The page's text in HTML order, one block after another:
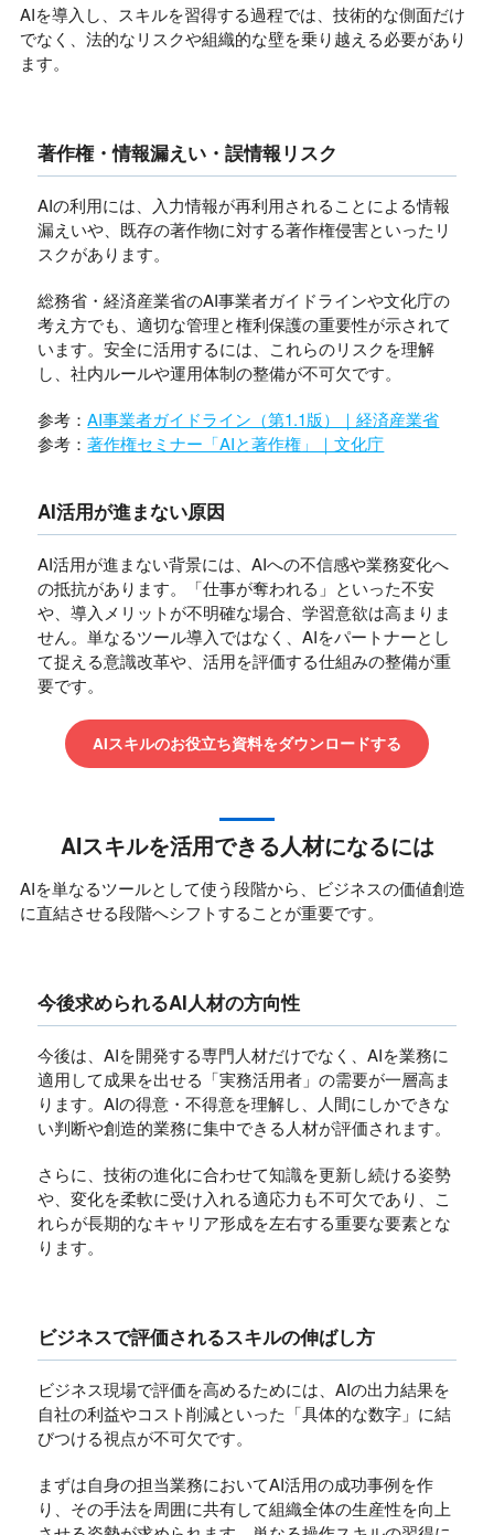
AIを導入し、スキルを習得する過程では、技術的な側面だけ
でなく、法的なリスクや組織的な壁を乗り越える必要があり
ます。
著作権・情報漏えい・誤情報リスク
AIの利用には、入力情報が再利用されることによる情報
漏えいや、既存の著作物に対する著作権侵害といったリ
スクがあります。
総務省・経済産業省のAI事業者ガイドラインや文化庁の
考え方でも、適切な管理と権利保護の重要性が示されて
います。安全に活用するには、これらのリスクを理解
し、社内ルールや運用体制の整備が不可欠です。
参考：AI事業者ガイドライン（第1.1版）｜経済産業省
参考：著作権セミナー「AIと著作権」｜文化庁
AI活用が進まない原因
AI活用が進まない背景には、AIへの不信感や業務変化へ
の抵抗があります。「仕事が奪われる」といった不安
や、導入メリットが不明確な場合、学習意欲は高まりま
せん。単なるツール導入ではなく、AIをパートナーとし
て捉える意識改革や、活用を評価する仕組みの整備が重
要です。
AIスキルのお役立ち資料をダウンロードする
AIスキルを活用できる人材になるには
AIを単なるツールとして使う段階から、ビジネスの価値創造
に直結させる段階へシフトすることが重要です。
今後求められるAI人材の方向性
今後は、AIを開発する専門人材だけでなく、AIを業務に
適用して成果を出せる「実務活用者」の需要が一層高ま
ります。AIの得意・不得意を理解し、人間にしかできな
い判断や創造的業務に集中できる人材が評価されます。
さらに、技術の進化に合わせて知識を更新し続ける姿勢
や、変化を柔軟に受け入れる適応力も不可欠であり、こ
れらが長期的なキャリア形成を左右する重要な要素とな
ります。
ビジネスで評価されるスキルの伸ばし方
ビジネス現場で評価を高めるためには、AIの出力結果を
自社の利益やコスト削減といった「具体的な数字」に結
びつける視点が不可欠です。
まずは自身の担当業務においてAI活用の成功事例を作
り、その手法を周囲に共有して組織全体の生産性を向上